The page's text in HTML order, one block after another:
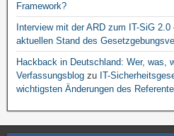
Framework?
Interview mit der ARD zum IT-SiG 2.0
aktuellen Stand des
Hackback in Deutschland: Wer, was,
Verfassungsblog zu IT-
wichtigsten Änderungen des